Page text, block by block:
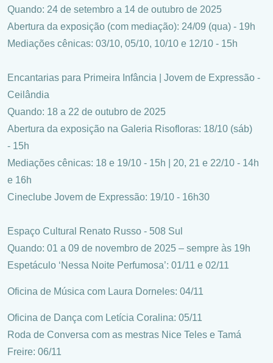
Quando: 24 de setembro a 14 de outubro de 2025
Abertura da exposição (com mediação): 24/09 (qua) - 19h
Mediações cênicas: 03/10, 05/10, 10/10 e 12/10 - 15h
Encantarias para Primeira Infância | Jovem de Expressão -
Ceilândia
Quando: 18 a 22 de outubro de 2025
Abertura da exposição na Galeria Risofloras: 18/10 (sáb)
- 15h
Mediações cênicas: 18 e 19/10 - 15h | 20, 21 e 22/10 - 14h
e 16h
Cineclube Jovem de Expressão: 19/10 - 16h30
Espaço Cultural Renato Russo - 508 Sul
Quando: 01 a 09 de novembro de 2025 – sempre às 19h
Espetáculo ‘Nessa Noite Perfumosa’: 01/11 e 02/11
Oficina de Música com Laura Dorneles: 04/11
Oficina de Dança com Letícia Coralina: 05/11
Roda de Conversa com as mestras Nice Teles e Tamá
Freire: 06/11